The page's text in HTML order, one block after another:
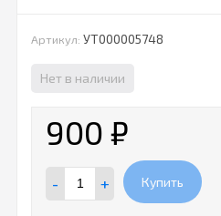
Артикул: УТ000005748
Нет в наличии
900 ₽
- + Купить